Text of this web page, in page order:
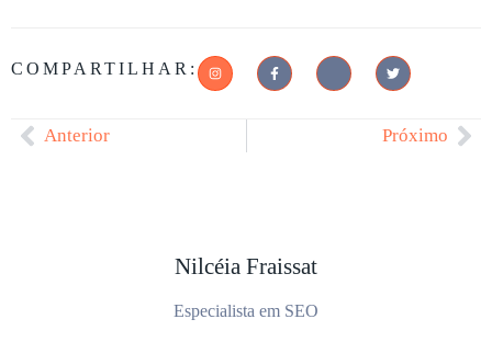
COMPARTILHAR:
Anterior Próximo
Nilcéia Fraissat
Especialista em SEO